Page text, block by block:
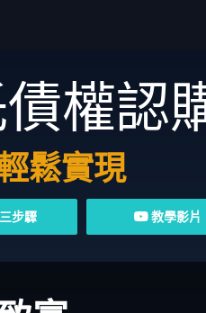
權認
鬆實現
步驟 教學影片